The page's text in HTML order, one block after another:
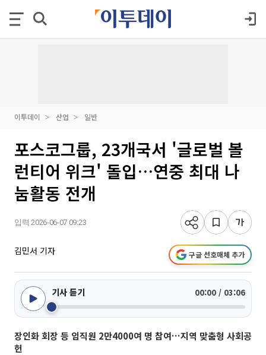
이투데이 산업 일반
포스코그룹, 23개국서 '글로벌 볼
런티어 위크' 돌입…연중 최대 나
눔활동 전개
입력 2026-06-07 09:23
김민서 기자 구글 선호매체 추가
기사 듣기 00:00 / 03:06
장인화 회장 등 임직원 2만4000여 명 참여…지역 맞춤형 사회공
헌